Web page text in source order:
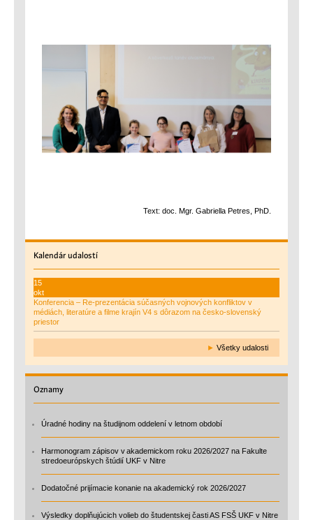
Text: doc. Mgr. Gabriella Petres, PhD.
Kalendárudalostí
15
okt
Konferencia – Re-prezentácia súčasných vojnových konfliktov v
médiách, literatúre a filme krajín V4 s dôrazom na česko-slovenský
priestor
► Všetky udalosti
Oznamy
Úradné hodiny na študijnom oddelení v letnom období
Harmonogram zápisov v akademickom roku 2026/2027 na Fakulte
stredoeurópskych štúdií UKF v Nitre
Dodatočné prijímacie konanie na akademický rok 2026/2027
Výsledky doplňujúcich volieb do študentskej časti AS FSŠ UKF v Nitre